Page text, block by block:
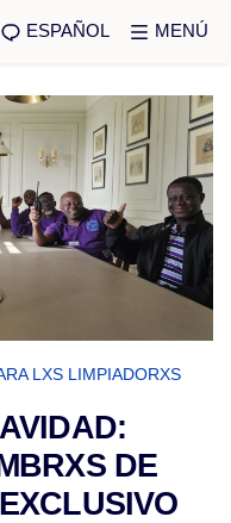
ESPAÑOL MENÚ
LXS LIMPIADORXS
DE